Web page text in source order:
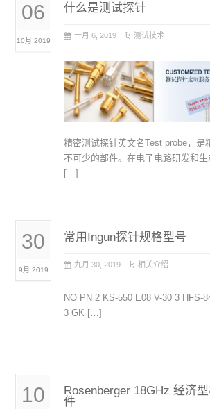
06
10月 2019
什么是测试探针
十月 6, 2019 测试技术
精密测试探针英文名Test probe，是
不可少的部件。在电子电路研发和
[…]
30
9月 2019
常用Ingun探针规格型号
九月 30, 2019 相关介绍
NO PN 2 KS-550 E08 V-30 3 HFS-
3 GK […]
10
Rosenberger 18GHz 经济
件